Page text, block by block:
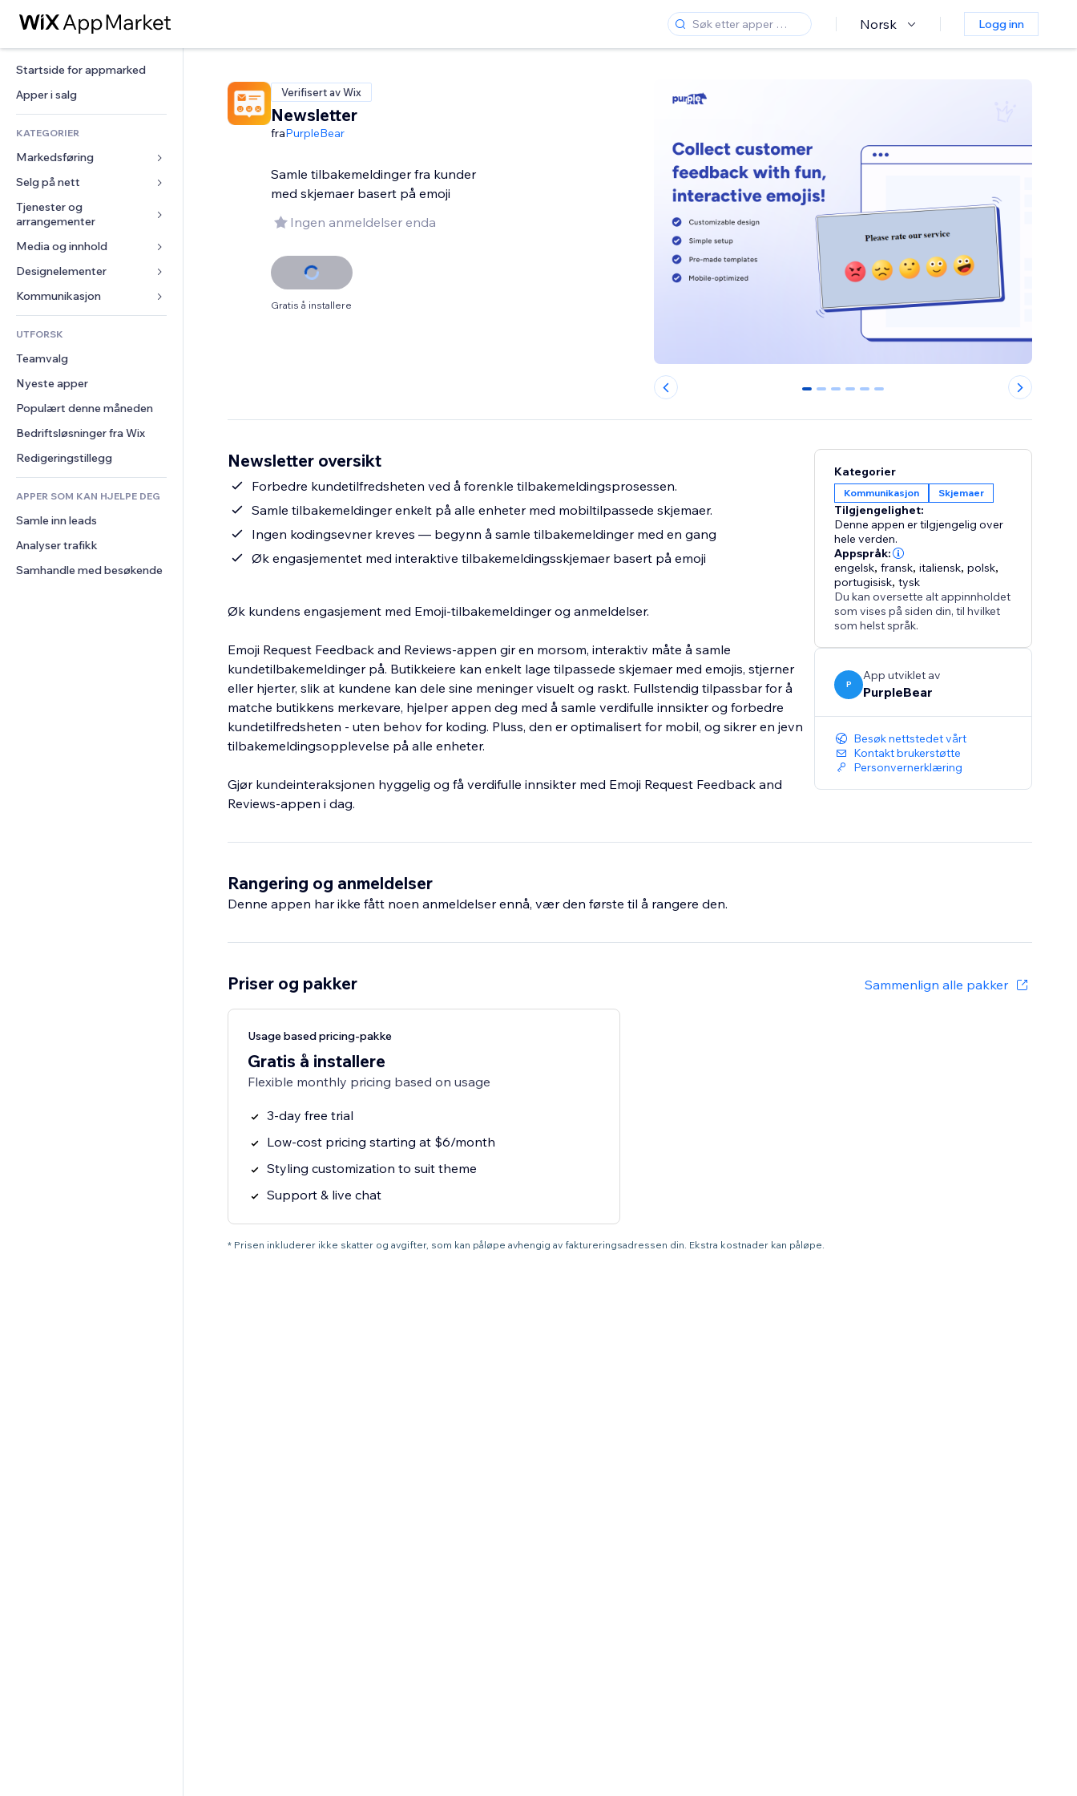
Norsk Logg inn
Startside for appmarked
Apper i salg
KATEGORIER
Markedsføring
Annonser
Mobil
Analyser
Sosiale medier
SEO
Engasjement
Nettstedsoppføringer
E-post
Konvertering
Selg på nett
Apper for butikker
Frakt og levering
Selg-knapper
Nettkurs
On-demand-utskrift
Regnskap
Kuponger og fordelsprogram
Lagerløsninger
Dropshipping
Priser og abonnement
Folkefinansiering
Mat og drikke
Tjenester og
arrangementer
Hoteller
Arrangementer
Restauranter
Eiendom
Bookinger
Media og innhold
Galleri
Musikk
Podkaster
Fotografi
Video
PDF
Fildeling
Nyheter
Designelementer
Kart og navigasjon
Personvern og sikkerhet
Klokke
Sidemaler
Bildeeffekter
Knapper og menyer
Bannere og merker
Kalkulatorer
Søk
Vær
Diagrammer og tabeller
Skjemaer
Avstemninger
Chat
Kommentarer
Telefon
Samfunn
Anmeldelser og
UTFORSK
Teamvalg
Nyeste apper
Populært denne måneden
Bedriftsløsninger fra Wix
Redigeringstillegg
APPER SOM KAN HJELPE DEG
Samle inn leads
Analyser trafikk
Samhandle med besøkende
Verifisert av Wix
Newsletter
fraPurpleBear
Samle tilbakemeldinger fra kunder
med skjemaer basert på emoji
Ingen anmeldelser enda
Gratis å installere
0 1 2 3 4 5
Newsletter oversikt
Forbedre kundetilfredsheten ved å forenkle tilbakemeldingsprosessen.
Samle tilbakemeldinger enkelt på alle enheter med mobiltilpassede skjemaer.
Ingen kodingsevner kreves — begynn å samle tilbakemeldinger med en gang
Øk engasjementet med interaktive tilbakemeldingsskjemaer basert på emoji
Øk kundens engasjement med Emoji-tilbakemeldinger og anmeldelser.
Emoji Request Feedback and Reviews-appen gir en morsom, interaktiv måte å samle
kundetilbakemeldinger på. Butikkeiere kan enkelt lage tilpassede skjemaer med emojis, stjerner
eller hjerter, slik at kundene kan dele sine meninger visuelt og raskt. Fullstendig tilpassbar for å
matche butikkens merkevare, hjelper appen deg med å samle verdifulle innsikter og forbedre
kundetilfredsheten - uten behov for koding. Pluss, den er optimalisert for mobil, og sikrer en jevn
tilbakemeldingsopplevelse på alle enheter.
Gjør kundeinteraksjonen hyggelig og få verdifulle innsikter med Emoji Request Feedback and
Reviews-appen i dag.
Kategorier
Kommunikasjon Skjemaer
Tilgjengelighet:
Denne appen er tilgjengelig over
hele verden.
Appspråk:
engelsk,fransk,italiensk,polsk,
portugisisk,tysk
Du kan oversette alt appinnholdet
som vises på siden din, til hvilket
som helst språk.
P
App utviklet av
PurpleBear
Besøk nettstedet vårt
Kontakt brukerstøtte
Personvernerklæring
Rangering og anmeldelser
Denne appen har ikke fått noen anmeldelser ennå, vær den første til å rangere den.
Priser og pakker Sammenlign alle pakker
Usage based pricing-pakke
Gratis å installere
Flexible monthly pricing based on usage
3-day free trial
Low-cost pricing starting at $6/month
Styling customization to suit theme
Support & live chat
* Prisen inkluderer ikke skatter og avgifter, som kan påløpe avhengig av faktureringsadressen din. Ekstra kostnader kan påløpe.